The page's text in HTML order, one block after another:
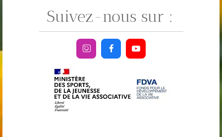
Suivez-nous sur :
  